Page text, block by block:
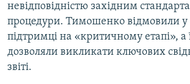
невідповідністю західним
процедури. Тимошенко відмовили у
підтримці на «критичному етапі», а
дозволяли викликати ключових
звіті.